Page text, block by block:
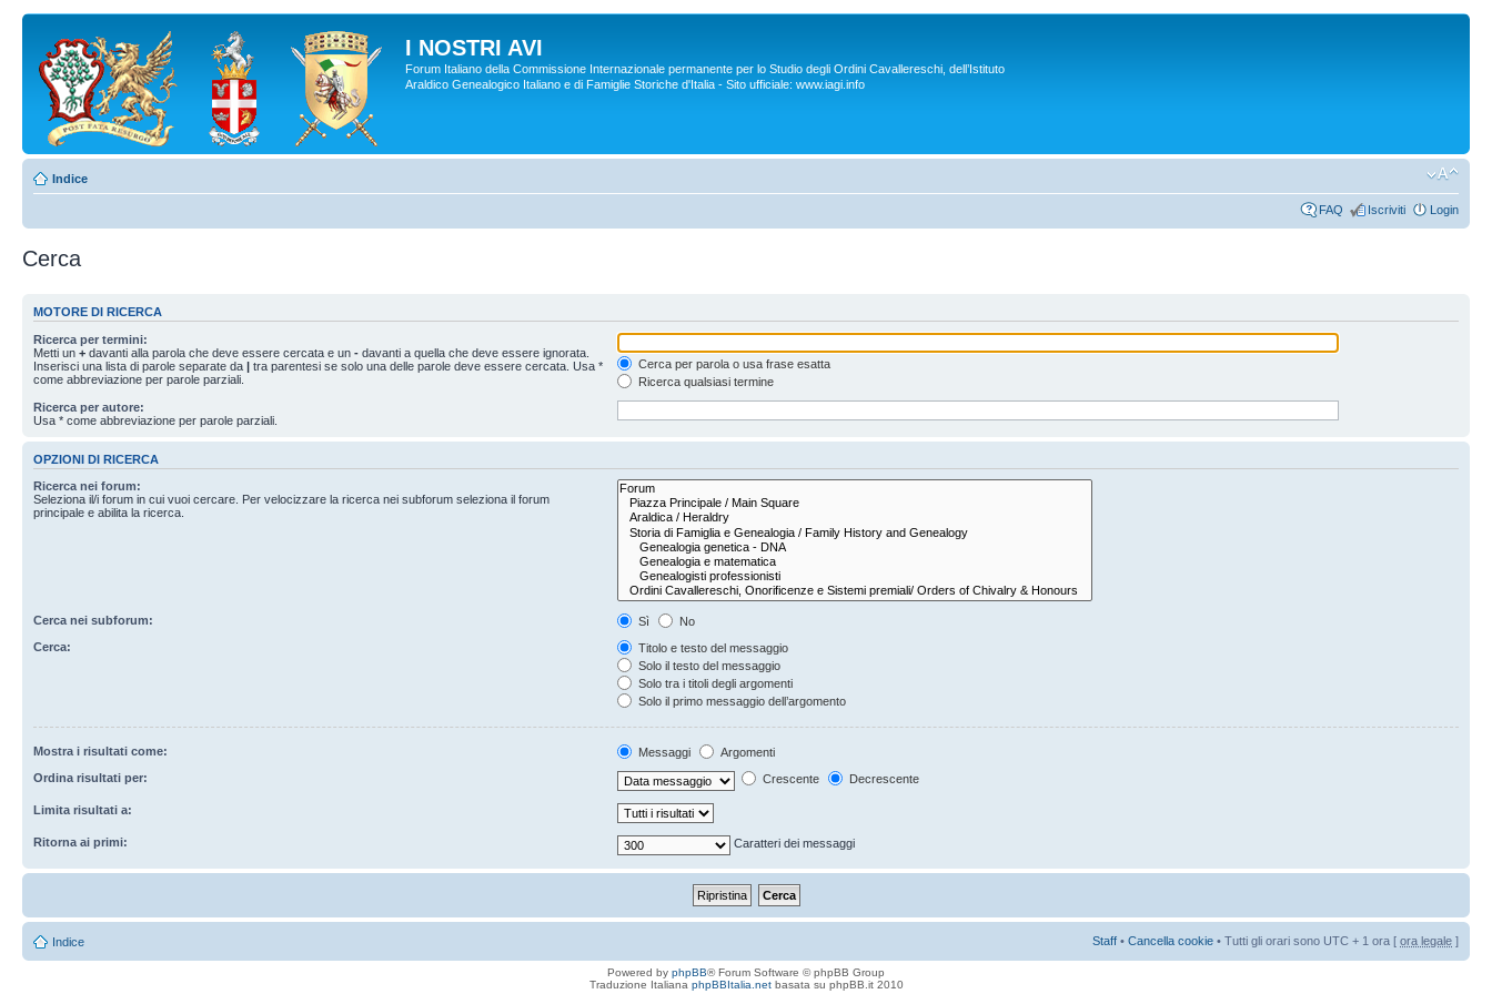
I NOSTRI AVI
Forum Italiano della Commissione Internazionale permanente per lo Studio degli Ordini Cavallereschi, dell’Istituto
Araldico Genealogico Italiano e di Famiglie Storiche d'Italia - Sito ufficiale: www.iagi.info
Indice
FAQ Iscriviti Login
Cerca
MOTORE DI RICERCA
Ricerca per termini:
Metti un + davanti alla parola che deve essere cercata e un - davanti a quella che deve essere ignorata.
Inserisci una lista di parole separate da | tra parentesi se solo una delle parole deve essere cercata. Usa *
come abbreviazione per parole parziali.
Cerca per parola o usa frase esatta
Ricerca qualsiasi termine
Ricerca per autore:
Usa * come abbreviazione per parole parziali.
OPZIONI DI RICERCA
Ricerca nei forum:
Seleziona il/i forum in cui vuoi cercare. Per velocizzare la ricerca nei subforum seleziona il forum
principale e abilita la ricerca.
Cerca nei subforum: Sì
No
Cerca:
Titolo e testo del messaggio
Solo il testo del messaggio
Solo tra i titoli degli argomenti
Solo il primo messaggio dell’argomento
Mostra i risultati come: Messaggi
Argomenti
Ordina risultati per:
Crescente Decrescente
Limita risultati a:
Ritorna ai primi: Caratteri dei messaggi
Indice Staff • Cancella cookie • Tutti gli orari sono UTC + 1 ora [ ora legale ]
Powered by phpBB® Forum Software © phpBB Group
Traduzione Italiana phpBBItalia.netbasata su phpBB.it 2010